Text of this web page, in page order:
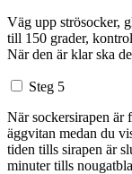
Väg upp strösocker,
till 150 grader,
När den är klar ska
Steg 5
När sockersirapen är
äggvitan medan du
tiden tills sirapen är
minuter tills